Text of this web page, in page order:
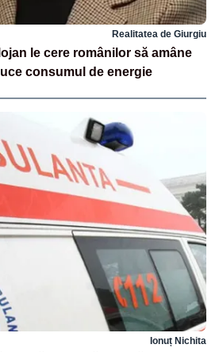
Realitatea de Giurgiu
le cere românilor să amâne
consumul de energie
Ionuț Nichita